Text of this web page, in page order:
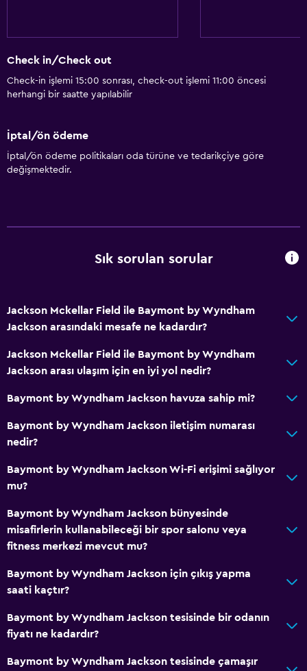
Check in/Check out
Check-in işlemi 15:00 sonrası, check-out işlemi 11:00 öncesi
herhangi bir saatte yapılabilir
İptal/ön ödeme
İptal/ön ödeme politikaları oda türüne ve tedarikçiye göre
değişmektedir.
Sık sorulan sorular
Jackson Mckellar Field ile Baymont by Wyndham
Jackson arasındaki mesafe ne kadardır?
Jackson Mckellar Field ile Baymont by Wyndham
Jackson arası ulaşım için en iyi yol nedir?
Baymont by Wyndham Jackson havuza sahip mi?
Baymont by Wyndham Jackson iletişim numarası
nedir?
Baymont by Wyndham Jackson Wi-Fi erişimi sağlıyor
mu?
Baymont by Wyndham Jackson bünyesinde
misafirlerin kullanabileceği bir spor salonu veya
fitness merkezi mevcut mu?
Baymont by Wyndham Jackson için çıkış yapma
saati kaçtır?
Baymont by Wyndham Jackson tesisinde bir odanın
fiyatı ne kadardır?
Baymont by Wyndham Jackson tesisinde çamaşır